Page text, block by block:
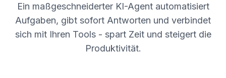
Ein maßgeschneiderter KI-Agent automatisiert
Aufgaben, gibt sofort Antworten und verbindet
sich mit Ihren Tools - spart Zeit und steigert die
Produktivität.